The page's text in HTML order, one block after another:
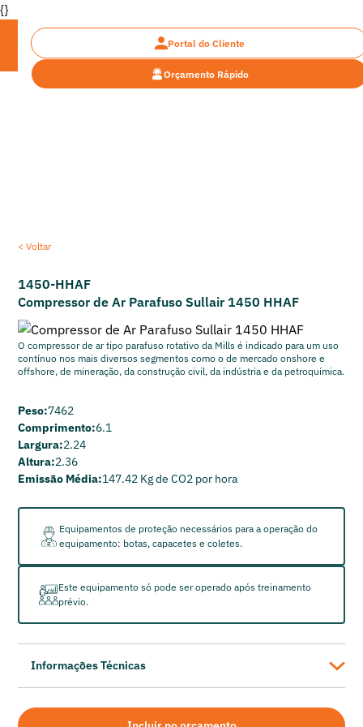
{}
Orçamento Rápido
Portal do Cliente
< Voltar
1450-HHAF
Compressor de Ar Parafuso Sullair 1450 HHAF
O compressor de ar tipo parafuso rotativo da Mills é indicado para um uso
contínuo nos mais diversos segmentos como o de mercado onshore e
offshore, de mineração, da construção civil, da indústria e da petroquímica.
Peso:7462
Comprimento:6.1
Largura:2.24
Altura:2.36
Emissão Média:147.42 Kg de CO2 por hora
Equipamentos de proteção necessários para a operação do
equipamento: botas, capacetes e coletes.
Este equipamento só pode ser operado após treinamento
prévio.
Informações Técnicas
Compressor de Ar Parafuso Sullair 1450 HHAF